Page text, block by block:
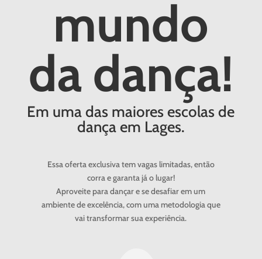
mundo
da dança!
Em uma das maiores escolas de
dança em Lages.
Essa oferta exclusiva tem vagas limitadas, então
corra e garanta já o lugar!
Aproveite para dançar e se desafiar em um
ambiente de excelência, com uma metodologia que
vai transformar sua experiência.